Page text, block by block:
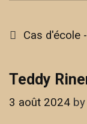
Categories
Cas d'école
Teddy
3 août 2024 by